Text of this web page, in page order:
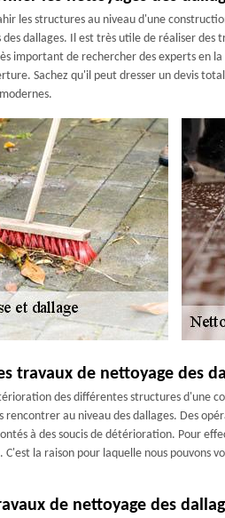
les structures au niveau d'une
dallages. Il est très utile de réaliser des
important de rechercher des experts en
Sachez qu'il peut dresser un devis
travaux de nettoyage des
des différentes structures d'une
rencontrer au niveau des dallages. Des
à des soucis de détérioration. Pour
la raison pour laquelle nous pouvons
de nettoyage des